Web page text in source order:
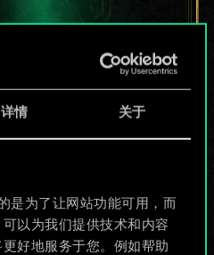
详情 关于
是为了让网站功能可用，而
以为我们提供技术和内容
好地服务于您。例如帮助
享了一套
的不止这